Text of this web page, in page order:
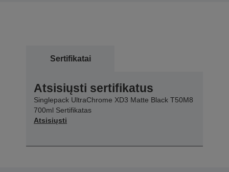
Sertifikatai
Atsisiųsti sertifikatus
Singlepack UltraChrome XD3 Matte Black T50M8
700ml Sertifikatas
Atsisiųsti